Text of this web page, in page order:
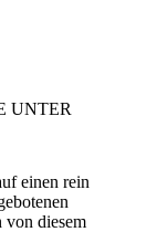
UNTER
einen rein
von diesem